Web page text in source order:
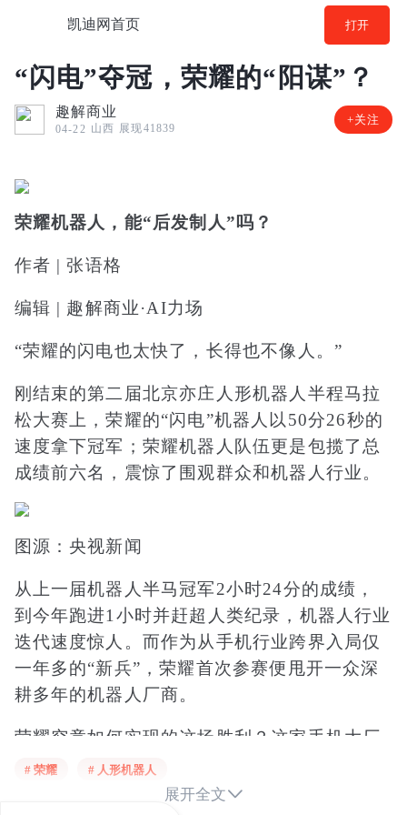
凯迪网首页 打开
“闪电”夺冠，荣耀的“阳谋”？
趣解商业
04-22 山西 展现41839
+关注
荣耀机器人，能“后发制人”吗？
作者 | 张语格
编辑 | 趣解商业·AI力场
“荣耀的闪电也太快了，长得也不像人。”
刚结束的第二届北京亦庄人形机器人半程马拉
松大赛上，荣耀的“闪电”机器人以50分26秒的
速度拿下冠军；荣耀机器人队伍更是包揽了总
成绩前六名，震惊了围观群众和机器人行业。
图源：央视新闻
从上一届机器人半马冠军2小时24分的成绩，
到今年跑进1小时并赶超人类纪录，机器人行业
迭代速度惊人。而作为从手机行业跨界入局仅
一年多的“新兵”，荣耀首次参赛便甩开一众深
耕多年的机器人厂商。
荣耀究竟如何实现的这场胜利？这家手机大厂
的机器人，到了能和“宇树们”掰手腕的水平了
# 荣耀 # 人形机器人
展开全文